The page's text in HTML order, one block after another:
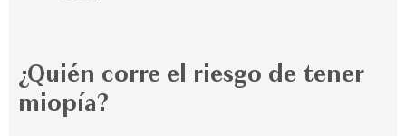
¿Quién corre el riesgo de tener
miopía?